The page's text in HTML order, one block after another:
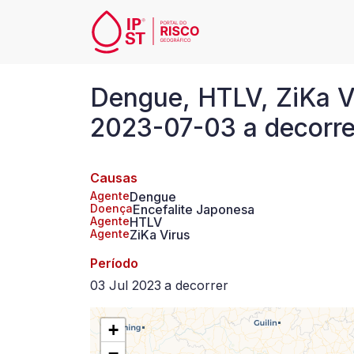
Passar para o conteúdo principal
Dengue,
Encefalite
Japonesa
Dengue, HTLV, ZiKa
2023-07-03 a
Causas
AgenteDengue
DoençaEncefalite Japonesa
AgenteHTLV
AgenteZiKa Virus
Período
03 Jul 2023 a decorrer
+